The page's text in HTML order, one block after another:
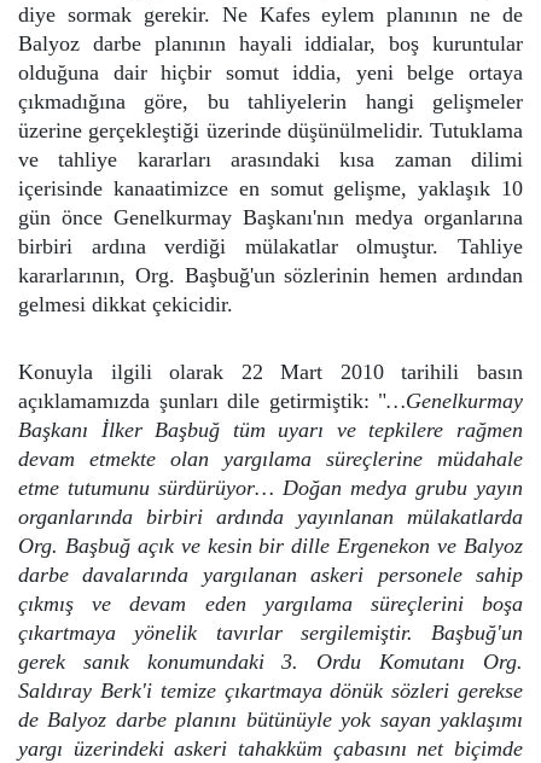
diye sormak gerekir. Ne Kafes eylem planının ne de
Balyoz darbe planının hayali iddialar, boş kuruntular
olduğuna dair hiçbir somut iddia, yeni belge ortaya
çıkmadığına göre, bu tahliyelerin hangi gelişmeler
üzerine gerçekleştiği üzerinde düşünülmelidir. Tutuklama
ve tahliye kararları arasındaki kısa zaman dilimi
içerisinde kanaatimizce en somut gelişme, yaklaşık 10
gün önce Genelkurmay Başkanı'nın medya organlarına
birbiri ardına verdiği mülakatlar olmuştur. Tahliye
kararlarının, Org. Başbuğ'un sözlerinin hemen ardından
gelmesi dikkat çekicidir.
Konuyla ilgili olarak 22 Mart 2010 tarihili basın
açıklamamızda şunları dile getirmiştik: "…Genelkurmay
Başkanı İlker Başbuğ tüm uyarı ve tepkilere rağmen
devam etmekte olan yargılama süreçlerine müdahale
etme tutumunu sürdürüyor… Doğan medya grubu yayın
organlarında birbiri ardında yayınlanan mülakatlarda
Org. Başbuğ açık ve kesin bir dille Ergenekon ve Balyoz
darbe davalarında yargılanan askeri personele sahip
çıkmış ve devam eden yargılama süreçlerini boşa
çıkartmaya yönelik tavırlar sergilemiştir. Başbuğ'un
gerek sanık konumundaki 3. Ordu Komutanı Org.
Saldıray Berk'i temize çıkartmaya dönük sözleri gerekse
de Balyoz darbe planını bütünüyle yok sayan yaklaşımı
yargı üzerindeki askeri tahakküm çabasını net biçimde